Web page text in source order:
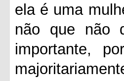
ela é uma
não que não
importante,